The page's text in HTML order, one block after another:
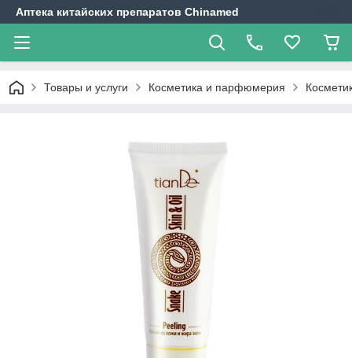
Аптека китайских препаратов Chinamed
Товары и услуги Косметика и парфюмерия